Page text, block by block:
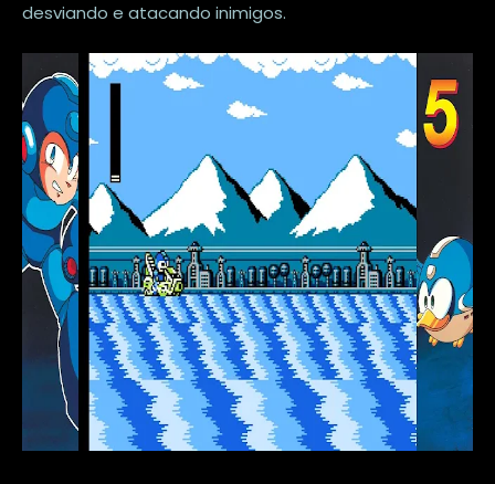
desviando e atacando inimigos.